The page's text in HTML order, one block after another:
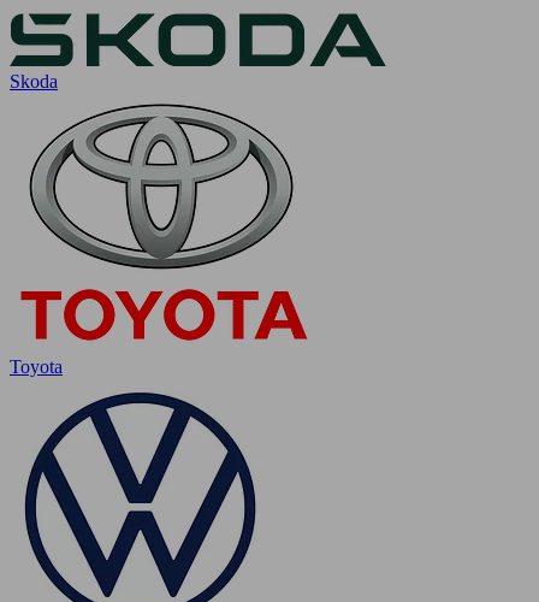
Skoda
Toyota